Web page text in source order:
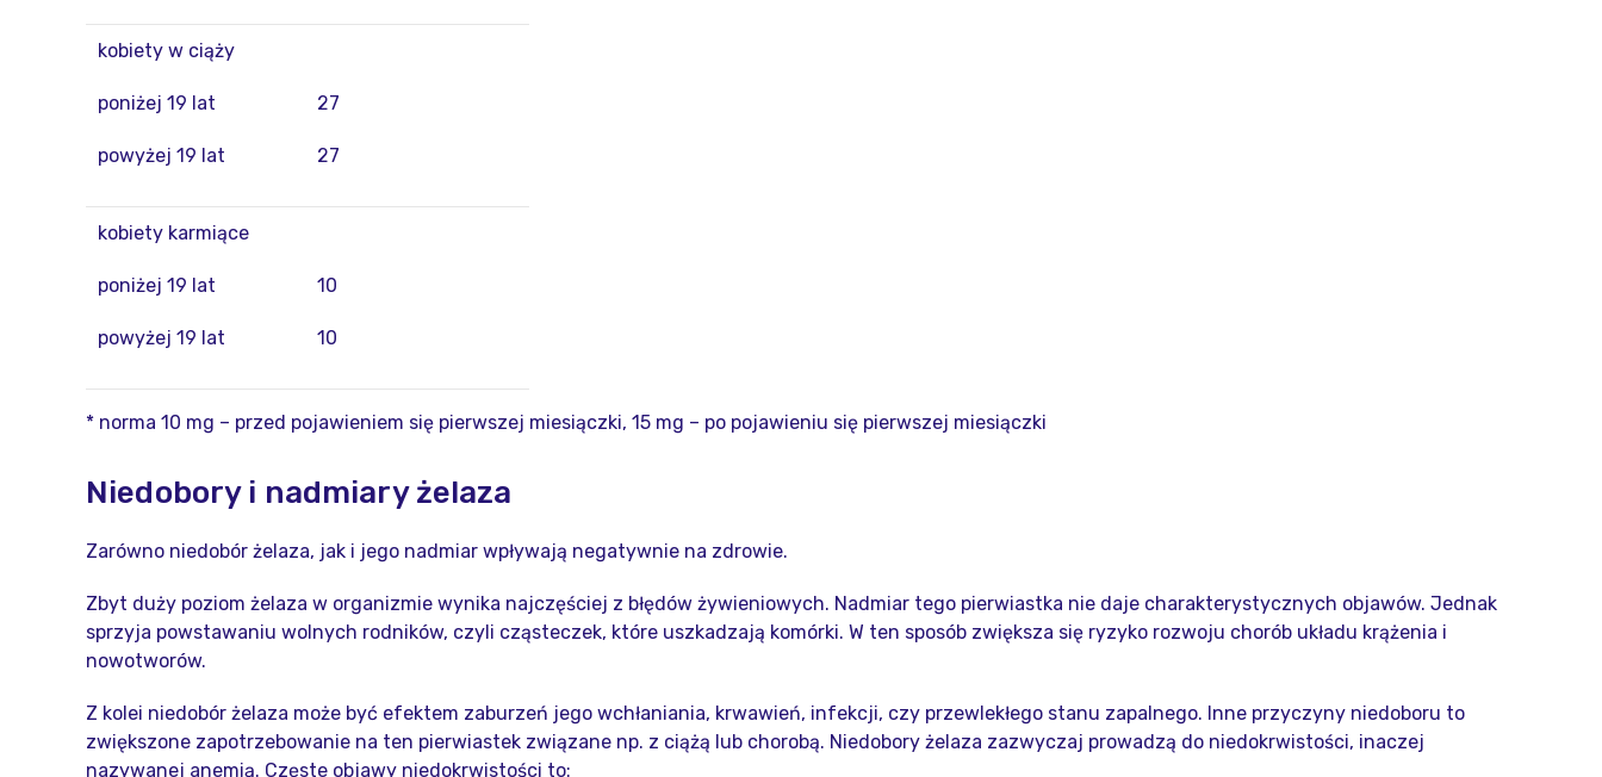
kobiety w ciąży
poniżej 19 lat
powyżej 19 lat
27
27
kobiety karmiące
poniżej 19 lat
powyżej 19 lat
10
10
* norma 10 mg – przed pojawieniem się pierwszej miesiączki, 15 mg – po pojawieniu się pierwszej miesiączki
Niedobory i nadmiary żelaza
Zarówno niedobór żelaza, jak i jego nadmiar wpływają negatywnie na zdrowie.
Zbyt duży poziom żelaza w organizmie wynika najczęściej z błędów żywieniowych. Nadmiar tego pierwiastka nie daje charakterystycznych objawów. Jednak
sprzyja powstawaniu wolnych rodników, czyli cząsteczek, które uszkadzają komórki. W ten sposób zwiększa się ryzyko rozwoju chorób układu krążenia i
nowotworów.
Z kolei niedobór żelaza może być efektem zaburzeń jego wchłaniania, krwawień, infekcji, czy przewlekłego stanu zapalnego. Inne przyczyny niedoboru to
zwiększone zapotrzebowanie na ten pierwiastek związane np. z ciążą lub chorobą. Niedobory żelaza zazwyczaj prowadzą do niedokrwistości, inaczej
nazywanej anemią. Częste objawy niedokrwistości to: